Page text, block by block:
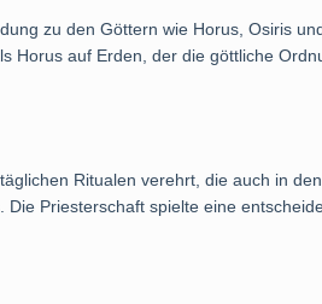
zu den Göttern wie Horus, Osiris
auf Erden, der die göttliche
Ritualen verehrt, die auch in
Priesterschaft spielte eine